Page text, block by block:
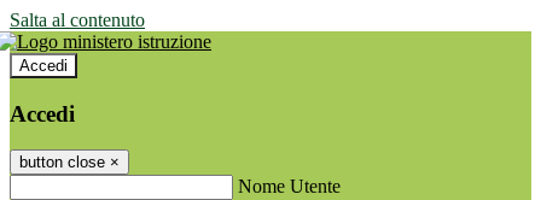
Salta al contenuto
Accedi
Accedi
button close ×
Nome Utente